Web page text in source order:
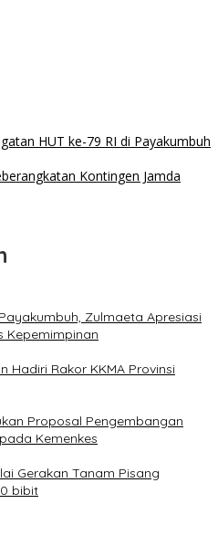
HUT ke-79 RI di Payakumbuh
Kontingen Jamda
Zulmaeta Apresiasi
Kepemimpinan
Hadiri Rakor KKMA Provinsi
Proposal Pengembangan
Kemenkes
Gerakan Tanam Pisang
bibit